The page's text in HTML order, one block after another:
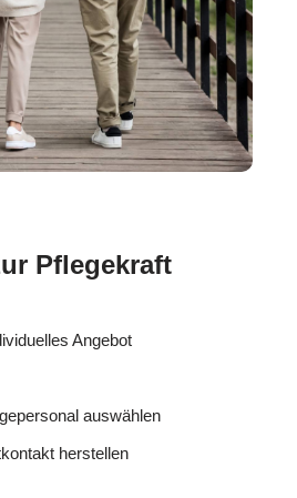
Pflegekraft
Angebot
auswählen
herstellen